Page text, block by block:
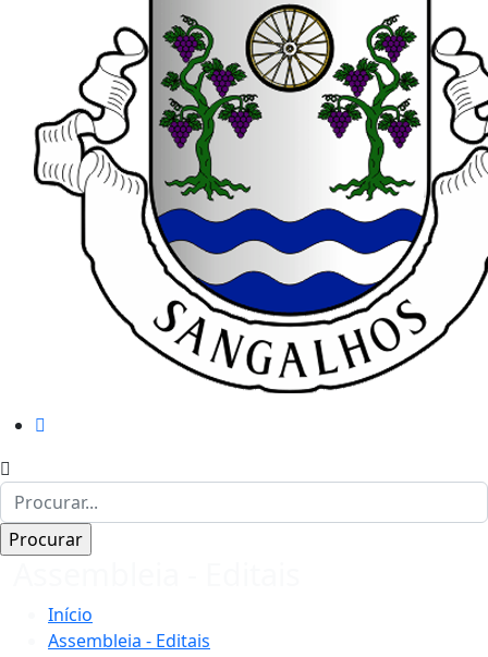
Início
Assembleia - Editais